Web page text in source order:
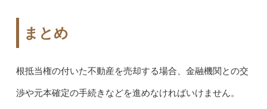
まとめ
根抵当権の付いた不動産を売却する場合、金融機関との交
渉や元本確定の手続きなどを進めなければいけません。